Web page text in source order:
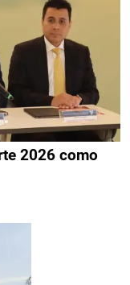
2026 como